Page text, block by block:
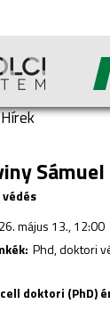
Hírek
május 13., 12:00
Phd, doktori
doktori (PhD)